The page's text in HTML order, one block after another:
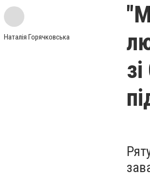
Наталія Горячковська